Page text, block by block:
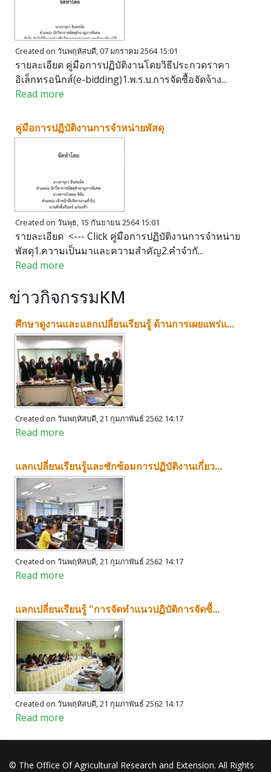
Created on วันพฤหัสบดี, 07 มกราคม 2564 15:01
รายละเอียด คู่มือการปฏิบัติงานโดยวิธีประกวดราคา
อิเล็กทรอนิกส์(e-bidding)1.พ.ร.บ.การจัดซื้อจัดจ้าง...
Read more
คู่มือการปฏิบัติงานการจำหน่ายพัสดุ
Created on วันพุธ, 15 กันยายน 2564 15:01
รายละเอียด <--- Click คู่มือการปฏิบัติงานการจำหน่าย
พัสดุ1.ความเป็นมาและความสำคัญ2.คำจำกั...
Read more
ข่าวกิจกรรมKM
ศึกษาดูงานและแลกเปลี่ยนเรียนรู้ ด้านการเผยแพร่แ...
Created on วันพฤหัสบดี, 21 กุมภาพันธ์ 2562 14:17
Read more
แลกเปลี่ยนเรียนรู้และซักซ้อมการปฏิบัติงานเกี่ยว...
Created on วันพฤหัสบดี, 21 กุมภาพันธ์ 2562 14:17
Read more
แลกเปลี่ยนเรียนรู้ "การจัดทำแนวปฏิบัติการจัดซื้...
Created on วันพฤหัสบดี, 21 กุมภาพันธ์ 2562 14:17
Read more
© The Office Of Agricultural Research and Extension. All Rights